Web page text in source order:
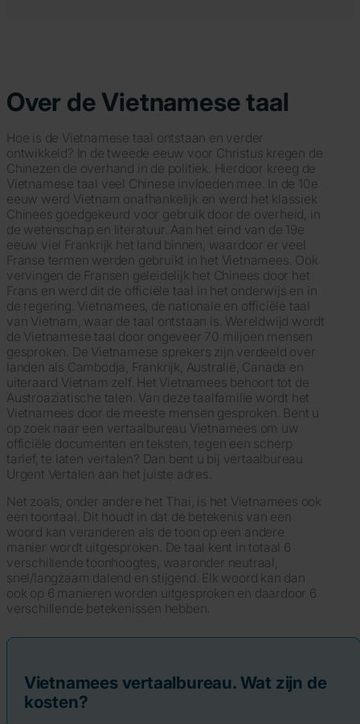
Over de Vietnamese taal
Hoe is de Vietnamese taal ontstaan en verder
ontwikkeld? In de tweede eeuw voor Christus kregen de
Chinezen de overhand in de politiek. Hierdoor kreeg de
Vietnamese taal veel Chinese invloeden mee. In de 10e
eeuw werd Vietnam onafhankelijk en werd het klassiek
Chinees goedgekeurd voor gebruik door de overheid, in
de wetenschap en literatuur. Aan het eind van de 19e
eeuw viel Frankrijk het land binnen, waardoor er veel
Franse termen werden gebruikt in het Vietnamees. Ook
vervingen de Fransen geleidelijk het Chinees door het
Frans en werd dit de officiële taal in het onderwijs en in
de regering. Vietnamees, de nationale en officiële taal
van Vietnam, waar de taal ontstaan is. Wereldwijd wordt
de Vietnamese taal door ongeveer 70 miljoen mensen
gesproken. De Vietnamese sprekers zijn verdeeld over
landen als Cambodja, Frankrijk, Australië, Canada en
uiteraard Vietnam zelf. Het Vietnamees behoort tot de
Austroaziatische talen. Van deze taalfamilie wordt het
Vietnamees door de meeste mensen gesproken. Bent u
op zoek naar een vertaalbureau Vietnamees om uw
officiële documenten en teksten, tegen een scherp
tarief, te laten vertalen? Dan bent u bij vertaalbureau
Urgent Vertalen aan het juiste adres.
Net zoals, onder andere het Thai, is het Vietnamees ook
een toontaal. Dit houdt in dat de betekenis van een
woord kan veranderen als de toon op een andere
manier wordt uitgesproken. De taal kent in totaal 6
verschillende toonhoogtes, waaronder neutraal,
snel/langzaam dalend en stijgend. Elk woord kan dan
ook op 6 manieren worden uitgesproken en daardoor 6
verschillende betekenissen hebben.
Vietnamees vertaalbureau. Wat zijn de
kosten?